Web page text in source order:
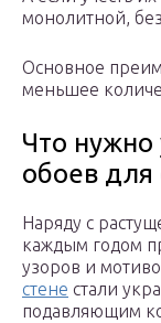
монолитной,
Основное
меньшее
Что нужно
обоев для
Наряду с
каждым годом
узоров и
стене стали
подавляющим